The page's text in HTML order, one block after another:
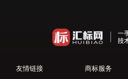
友情链接 商标服务